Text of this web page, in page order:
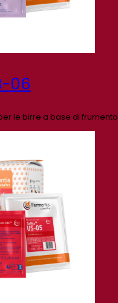
06
le birre a base di frumento